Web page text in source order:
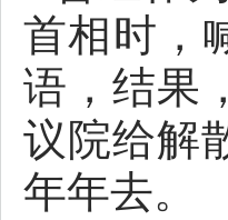
首相时，
语，结果
议院给解
年年去。